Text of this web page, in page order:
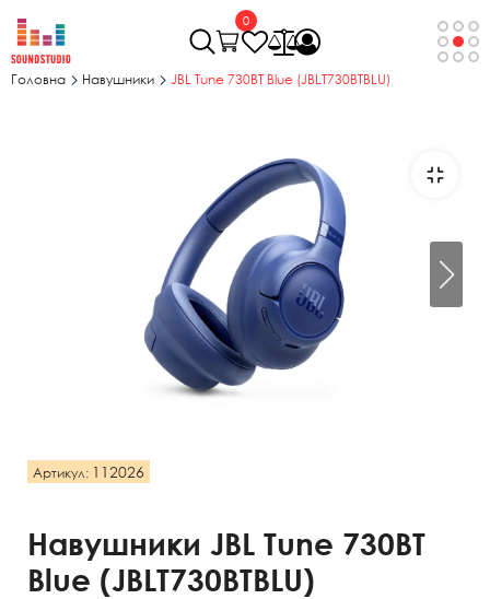
0
Головна Навушники JBL Tune 730BT Blue (JBLT730BTBLU)
Артикул: 112026
Навушники JBL Tune 730BT
Blue (JBLT730BTBLU)